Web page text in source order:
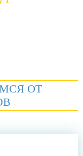
ОТ